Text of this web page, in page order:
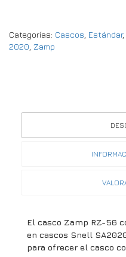
Categorías: Cascos Estándar,
2020 Zamp
El casco Zamp RZ-56
en cascos Snell
para ofrecer el casco